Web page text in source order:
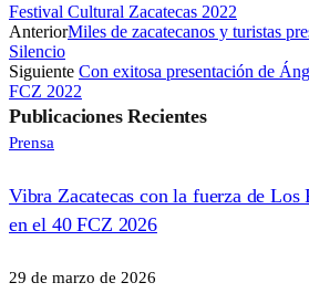
Festival Cultural Zacatecas 2022
AnteriorMiles de zacatecanos y turistas
Silencio
Siguiente Con exitosa presentación de
FCZ 2022
PublicacionesRecientes
Prensa
Vibra Zacatecas con la fuerza de Los
en el 40 FCZ 2026
29 de marzo de 2026